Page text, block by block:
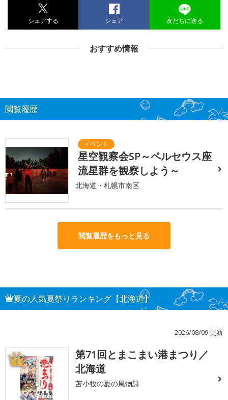
シェアする シェア 友だちに送る
おすすめ情報
閲覧履歴
星空観察会SP～ペルセウス座
流星群を観察しよう～
北海道・札幌市南区
閲覧履歴をもっと見る
夏の人気夏祭りランキング【北海道】
2026/08/09 更新
1
第71回とまこまい港まつり／
北海道
苫小牧の夏の風物詩